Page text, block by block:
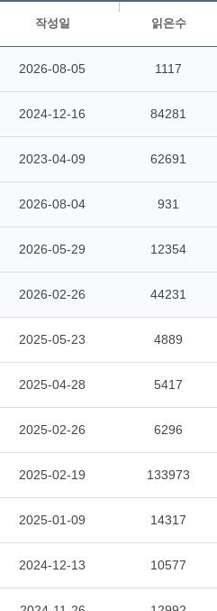
작성일 읽은수
2026-08-05 1117
2024-12-16 84281
2023-04-09 62691
2026-08-04 931
2026-05-29 12354
2026-02-26 44231
2025-05-23 4889
2025-04-28 5417
2025-02-26 6296
2025-02-19 133973
2025-01-09 14317
2024-12-13 10577